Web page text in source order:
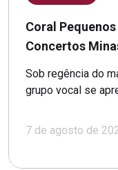
Coral
Concertos
Sob regência do
grupo vocal se
7 de agosto de